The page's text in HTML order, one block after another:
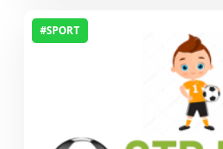
#SPORT